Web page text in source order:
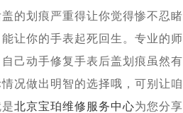
划痕严重得让你觉得惨不忍睹
让你的手表起死回生。专业的
动手修复手表后盖划痕虽然有
况做出明智的选择哦，可别让
北京宝珀维修服务中心为您分